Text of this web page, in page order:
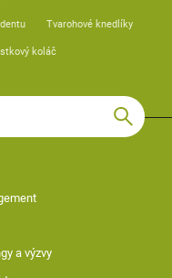
Tvarohové knedlíky
koláč
a výzvy